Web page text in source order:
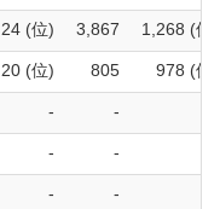
24 (位) 3,867 1,268 (位)
20 (位) 805 978 (位)
- -
- -
- -